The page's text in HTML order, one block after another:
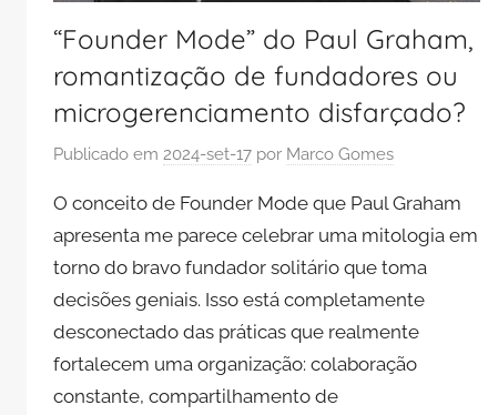
“Founder Mode” do Paul Graham,
romantização de fundadores ou
microgerenciamento disfarçado?
Publicado em 2024-set-17 por Marco Gomes
O conceito de Founder Mode que Paul Graham
apresenta me parece celebrar uma mitologia em
torno do bravo fundador solitário que toma
decisões geniais. Isso está completamente
desconectado das práticas que realmente
fortalecem uma organização: colaboração
constante, compartilhamento de